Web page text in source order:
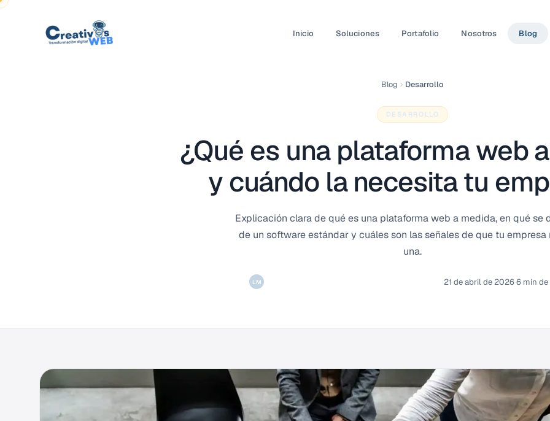
Inicio Soluciones Portafolio Nosotros Blog
Blog Desarrollo
DESARROLLO
¿Qué es una plataforma web
y cuándo la necesita tu
Explicación clara de qué es una plataforma web a medida, en qué se
de un software estándar y cuáles son las señales de que tu empresa
una.
LM 21 de abril de 20266 min